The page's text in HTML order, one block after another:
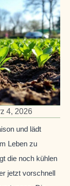
4, 2026
und lädt
Leben zu
die noch kühlen
jetzt vorschnell